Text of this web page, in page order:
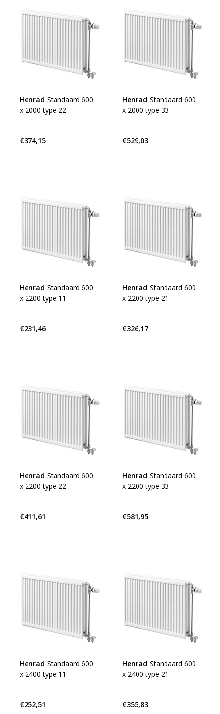
Henrad Standaard 600
x 2000 type 22
€374,15
Henrad Standaard 600
x 2000 type 33
€529,03
Henrad Standaard 600
x 2200 type 11
€231,46
Henrad Standaard 600
x 2200 type 21
€326,17
Henrad Standaard 600
x 2200 type 22
€411,61
Henrad Standaard 600
x 2200 type 33
€581,95
Henrad Standaard 600
x 2400 type 11
€252,51
Henrad Standaard 600
x 2400 type 21
€355,83